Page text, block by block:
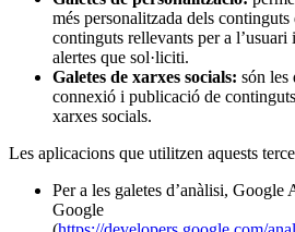
més personalitzada dels continguts
continguts rellevants per a
alertes que sol·liciti.
Galetes de xarxes socials: són les
connexió i publicació de
xarxes socials.
Les aplicacions que utilitzen aquests
Per a les galetes d’anàlisi, Google
Google